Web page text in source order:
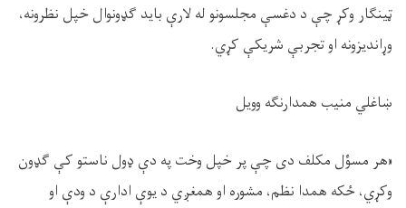
ټینګار وکړ چې د دغسې مجلسونو له لارې باید ګډونوال خپل نظرونه،
وړاندیزونه او تجربې شریکې کړي.
ښاغلي منیب همدارنګه وویل
«هر مسؤل مکلف دی چې پر خپل وخت په دې ډول ناستو کې ګډون
وکړي، ځکه همدا نظم، مشوره او همغږي د یوې ادارې د ودې او